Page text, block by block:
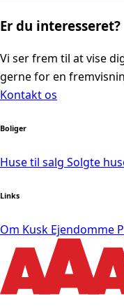
Er du interesseret?
Vi ser frem til at vise
gerne for en
Kontakt os
Boliger
Huse til salg Solgte
Links
Om Kusk Ejendomme